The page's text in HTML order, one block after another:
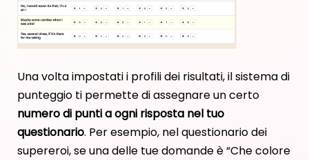
Una volta impostati i profili dei risultati, il sistema di
punteggio ti permette di assegnare un certo
numero di punti a ogni risposta nel tuo
questionario. Per esempio, nel questionario dei
supereroi, se una delle tue domande è “Che colore